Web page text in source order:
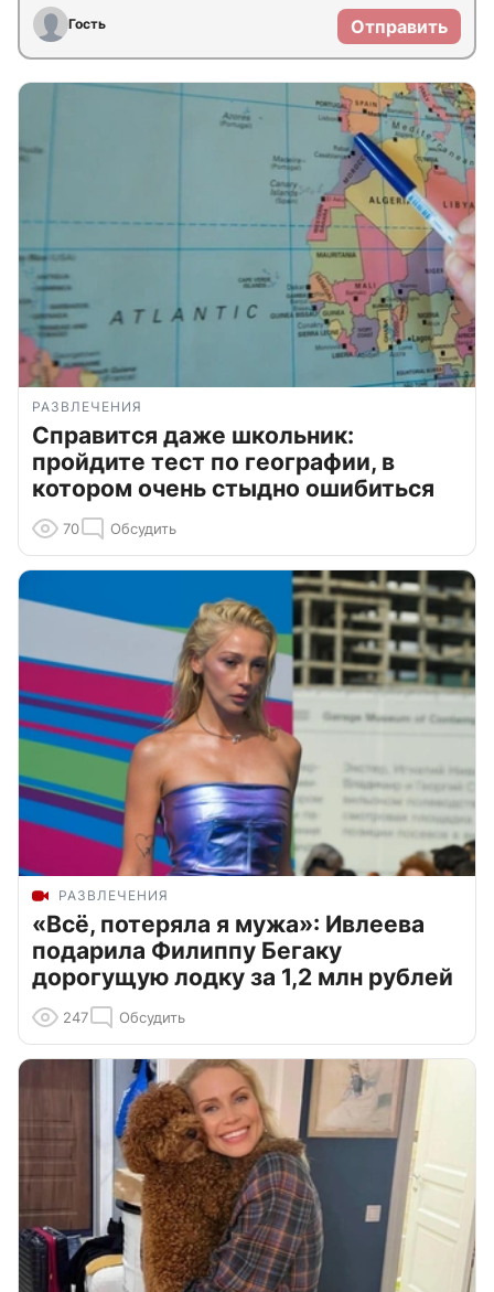
Гость Отправить
РАЗВЛЕЧЕНИЯ
Справится даже школьник:
пройдите тест по географии, в
котором очень стыдно ошибиться
70 Обсудить
РАЗВЛЕЧЕНИЯ
«Всё, потеряла я мужа»: Ивлеева
подарила Филиппу Бегаку
дорогущую лодку за 1,2 млн рублей
247 Обсудить